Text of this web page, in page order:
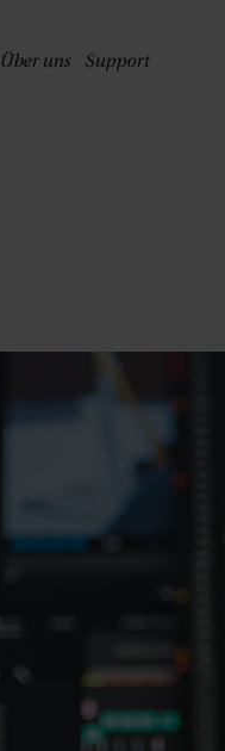
Über uns Support